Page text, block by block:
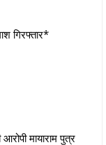
गिरफ्तार*
मायाराम पुत्र